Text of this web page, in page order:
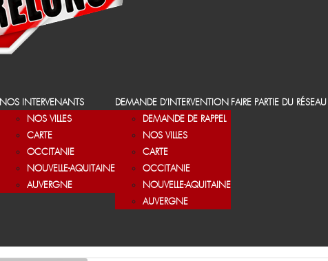
NOS INTERVENANTS
NOS VILLES
CARTE
OCCITANIE
NOUVELLE-AQUITAINE
AUVERGNE
DEMANDE D’INTERVENTION
DEMANDE DE RAPPEL
NOS VILLES
CARTE
OCCITANIE
NOUVELLE-AQUITAINE
AUVERGNE
FAIRE PARTIE DU